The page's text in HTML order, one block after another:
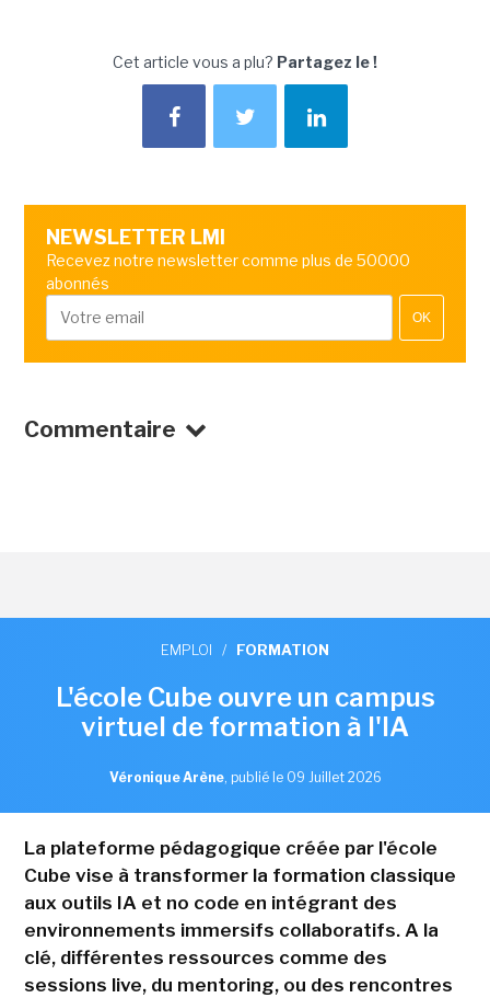
Cet article vous a plu? Partagez le !
NEWSLETTER LMI
Recevez notre newsletter comme plus de 50000
abonnés
OK
Commentaire
EMPLOI / FORMATION
L'école Cube ouvre un campus
virtuel de formation à l'IA
Véronique Arène, publié le 09 Juillet 2026
La plateforme pédagogique créée par l'école
Cube vise à transformer la formation classique
aux outils IA et no code en intégrant des
environnements immersifs collaboratifs. A la
clé, différentes ressources comme des
sessions live, du mentoring, ou des rencontres